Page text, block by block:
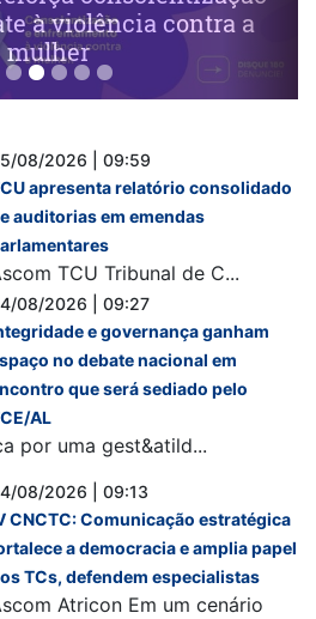
à violência contra a
mulher
08/2026 | 09:59
apresenta relatório consolidado
auditorias em emendas
TCU Tribunal de C...
08/2026 | 09:27
e governança ganham
no debate nacional em
que será sediado pelo
AL
por uma gest&atild...
08/2026 | 09:13
CNCTC: Comunicação estratégica
a democracia e amplia papel
TCs, defendem especialistas
Atricon Em um cenário